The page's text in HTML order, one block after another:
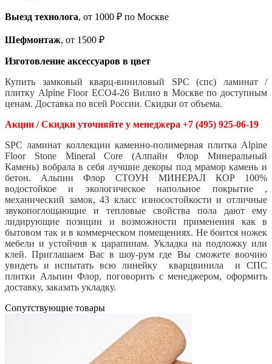
Выезд технолога, от 1000 ₽ по Москве
Шефмонтаж, от 1500 ₽
Изготовление аксессуаров в цвет
Купить замковый кварц-виниловый SPC (спс) ламинат /
плитку Alpine Floor ECO4-26 Вилио в Москве по доступным
ценам. Доставка по всей России. Скидки от объема.
Акции / Скидки уточняйте у менеджера +7 (495) 925-06-19
SPC ламинат коллекции каменно-полимерная плитка Alpine
Floor Stone Mineral Core (Алпайн Флор Минеральный
Камень) вобрала в себя лучшие декоры под мрамор камень и
бетон. Альпин Флор СТОУН МИНЕРАЛ КОР 100%
водостойкое и экологическое напольное покрытие ,
механический замок, 43 класс износостойкости и отличные
звукопоглощающие и тепловые свойства пола дают ему
лидирующие позиции и возможности применения как в
бытовом так и в коммерческом помещениях. Не боится ножек
мебели и устойчив к царапинам. Укладка на подложку или
клей. Приглашаем Вас в шоу-рум где Вы сможете воочию
увидеть и испытать всю линейку кварцвинила и СПС
плитки Альпин Флор, поговорить с менеджером, оформить
доставку, заказать укладку.
Cопутствующие товары